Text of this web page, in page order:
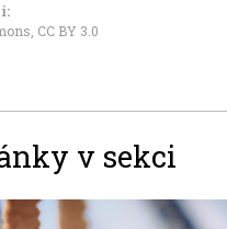
CC BY 3.0
v sekci